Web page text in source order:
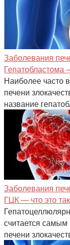
Заболевания
Гепатобластома
Наиболее часто
печени
название
Заболевания
ГЦК — что это
считается
печени